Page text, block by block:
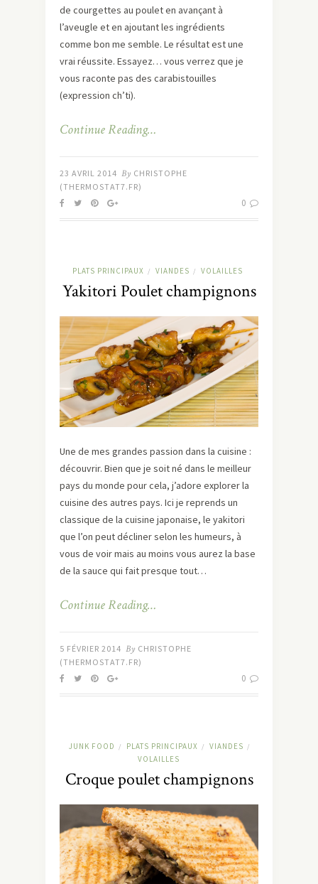
de courgettes au poulet en avançant à
l’aveugle et en ajoutant les ingrédients
comme bon me semble. Le résultat est une
vrai réussite. Essayez… vous verrez que je
vous raconte pas des carabistouilles
(expression ch’ti).
Continue Reading…
23 AVRIL 2014 By CHRISTOPHE
(THERMOSTAT7.FR)
0
PLATS PRINCIPAUX / VIANDES / VOLAILLES
Yakitori Poulet champignons
Une de mes grandes passion dans la cuisine :
découvrir. Bien que je soit né dans le meilleur
pays du monde pour cela, j’adore explorer la
cuisine des autres pays. Ici je reprends un
classique de la cuisine japonaise, le yakitori
que l’on peut décliner selon les humeurs, à
vous de voir mais au moins vous aurez la base
de la sauce qui fait presque tout…
Continue Reading…
5 FÉVRIER 2014 By CHRISTOPHE
(THERMOSTAT7.FR)
0
JUNK FOOD / PLATS PRINCIPAUX / VIANDES /
VOLAILLES
Croque poulet champignons